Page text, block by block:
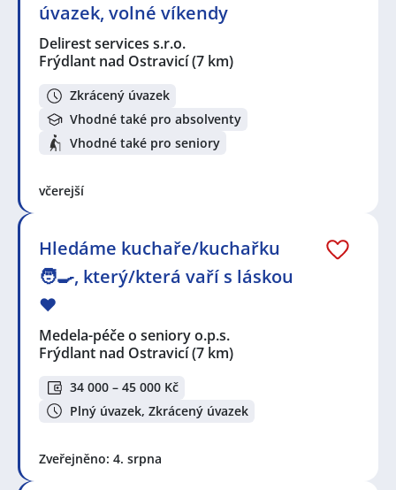
úvazek, volné víkendy
Delirest services s.r.o.
Frýdlant nad Ostravicí(7 km)
Zkrácený úvazek
Vhodné také pro absolventy
Vhodné také pro seniory
včerejší
Hledáme kuchaře/kuchařku
🧑‍🍳, který/která vaří s láskou
❤️
Medela-péče o seniory o.p.s.
Frýdlant nad Ostravicí(7 km)
34 000 – 45 000 Kč
Plný úvazek, Zkrácený úvazek
Zveřejněno: 4. srpna